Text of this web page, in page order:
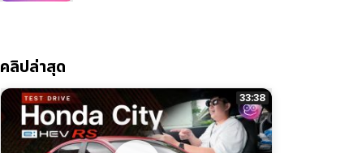
คลิปล่าสุด
33:38